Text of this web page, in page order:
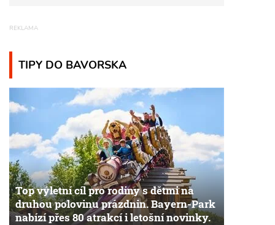
TIPY DO BAVORSKA
Top výletní cíl pro rodiny s dětmi na
druhou polovinu prázdnin. Bayern-Park
nabízí přes 80 atrakcí i letošní novinky.